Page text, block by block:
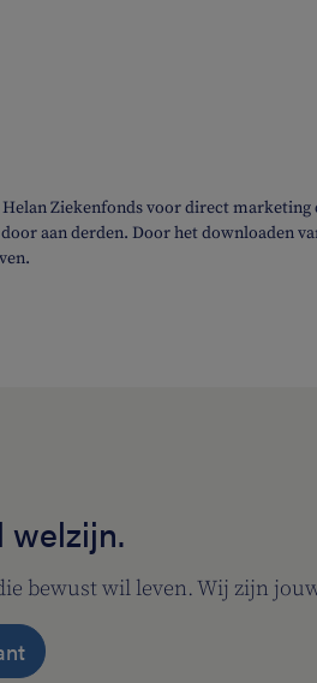
Ziekenfonds voor direct marketing
aan derden. Door het downloaden
welzijn.
bewust wil leven. Wij zijn